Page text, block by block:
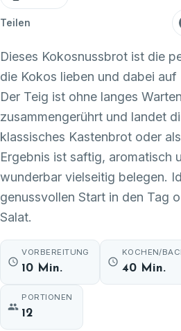
Teilen
Dieses Kokosnussbrot ist die
die Kokos lieben und dabei
Der Teig ist ohne langes
zusammengerührt und landet
klassisches Kastenbrot oder
Ergebnis ist saftig, aromatisch
wunderbar vielseitig belegen.
genussvollen Start in den Tag
Salat.
VORBEREITUNG
10 Min.
KOCHEN/
40 Min.
PORTIONEN
12